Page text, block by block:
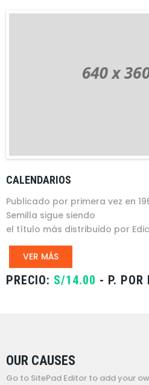
CALENDARIOS
Publicado por primera vez en
Semilla sigue siendo
el título más distribuido por
VER MÁS
PRECIO: S/14.00 - P. POR
OUR CAUSES
Go to SitePad Editor to add your